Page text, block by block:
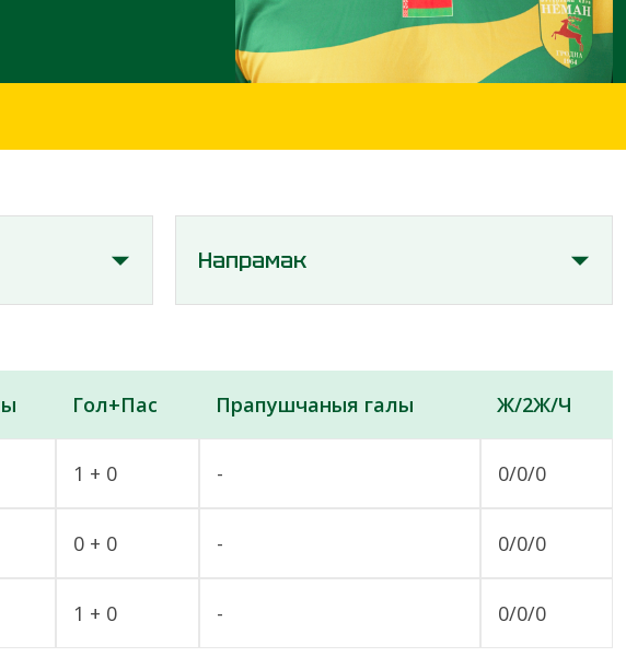
Напрамак
Гол+Пас Прапушчаныя галы Ж/2Ж/Ч
1 + 0 - 0/0/0
0 + 0 - 0/0/0
1 + 0 - 0/0/0